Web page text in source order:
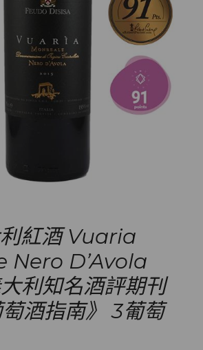
紅酒 Vuaria
Nero D’Avola
利知名酒評期刊
酒指南》 3葡萄